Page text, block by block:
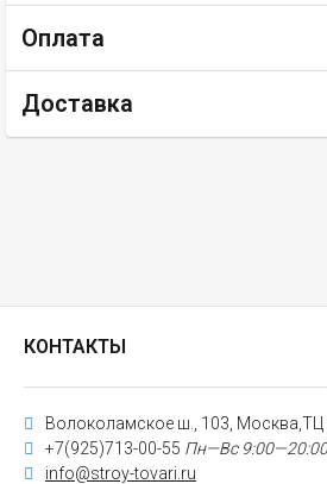
Оплата
Доставка
КОНТАКТЫ
Волоколамское ш., 103, Москва,ТЦ
+7(925)713-00-55 Пн—Вс 9:00—20:00
info@stroy-tovari.ru